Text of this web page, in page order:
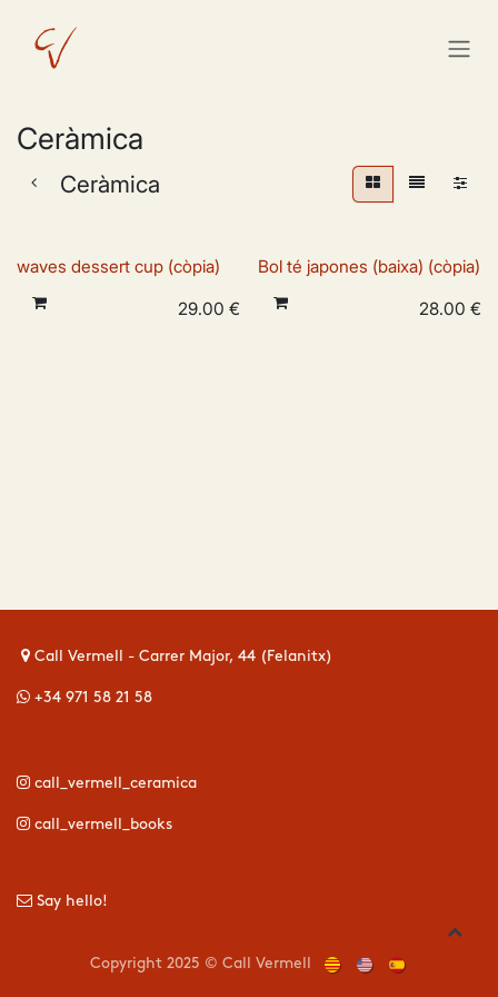
Ceràmica
Ceràmica
waves dessert cup (còpia)
29.00 €
Bol té japones (baixa) (còpia)
28.00 €
Call Vermell - Carrer Major, 44 (Felanitx)
+34 971 58 21 58
call_vermell_ceramica
call_vermell_books
Say hello!
Copyright 2025 © Call Vermell